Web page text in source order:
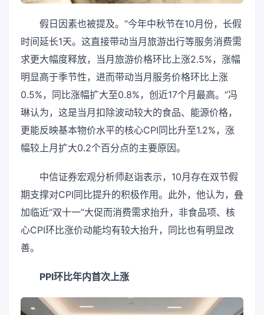
假日因素也被提及。“今年中秋节在10月份，长假
时间延长1天。这直接带动当月旅游出行等服务消费需
求更大幅度释放，当月旅游价格环比上涨2.5%，涨幅
明显高于季节性，进而带动当月服务价格环比上涨
0.5%，同比涨幅扩大至0.8%，创近17个月最高。”冯
琳认为，这是当月扣除波动较大的食品、能源价格，
更能反映基本物价水平的核心CPI同比升至1.2%，涨
幅较上月扩大0.2个百分点的主要原因。
中信证券宏观分析师赵诣表示，10月存在双节假
期支撑对CPI同比提升的积极作用。此外，他认为，叠
加临近“双十一”大促而消费需求抬升，非食品项、核
心CPI环比涨价动能均有较大抬升，同比也有明显改
善。
PPI环比年内首次上涨